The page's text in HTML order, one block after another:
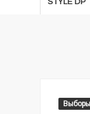
Выборы